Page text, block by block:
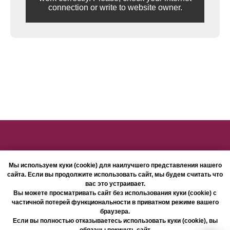
Мы используем куки (cookie) для наилучшего представления нашего
сайта. Если вы продолжите использовать сайт, мы будем считать что
вас это устраивает.
Вы можете просматривать сайт без использования куки (cookie) с
частичной потерей функциональности в приватном режиме вашего
браузера.
Если вы полностью отказываетесь использовать куки (cookie), вы
connection or write to website owner.
2025
ИП Краснова Татьяна Васильевна
*Вся информация представленная на сайте по наличию и ценам, не
является публичной офертой.
Политика конфиденциальности